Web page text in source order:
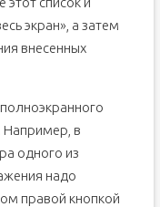
экран», а затем
внесенных
Например, в
одного из
надо
правой кнопкой